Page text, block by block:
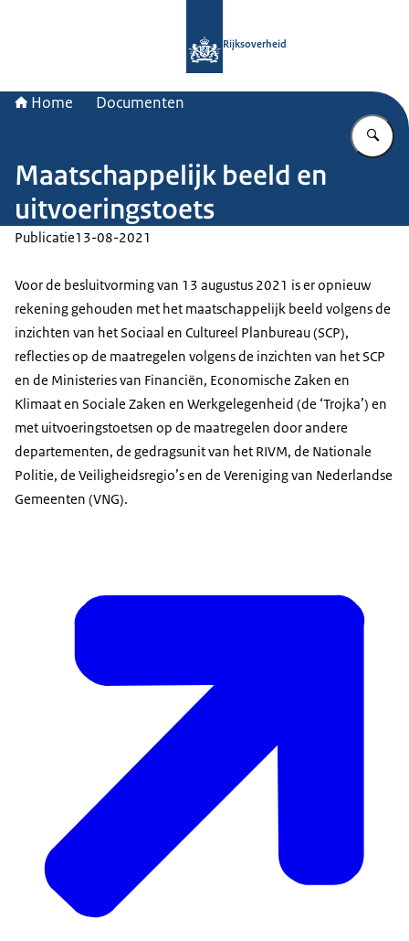
Rijksoverheid
Home Documenten
Maatschappelijk beeld en
uitvoeringstoets
Publicatie13-08-2021
Voor de besluitvorming van 13 augustus 2021 is er opnieuw
rekening gehouden met het maatschappelijk beeld volgens de
inzichten van het Sociaal en Cultureel Planbureau (SCP),
reflecties op de maatregelen volgens de inzichten van het SCP
en de Ministeries van Financiën, Economische Zaken en
Klimaat en Sociale Zaken en Werkgelegenheid (de ‘Trojka’) en
met uitvoeringstoetsen op de maatregelen door andere
departementen, de gedragsunit van het RIVM, de Nationale
Politie, de Veiligheidsregio’s en de Vereniging van Nederlandse
Gemeenten (VNG).